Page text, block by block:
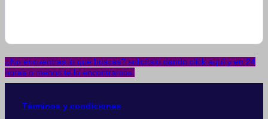
¿No encuentras lo que buscas? solicítalo dando click aquí y en 24
horas o menos te lo encontramos.
Términos y condiciones